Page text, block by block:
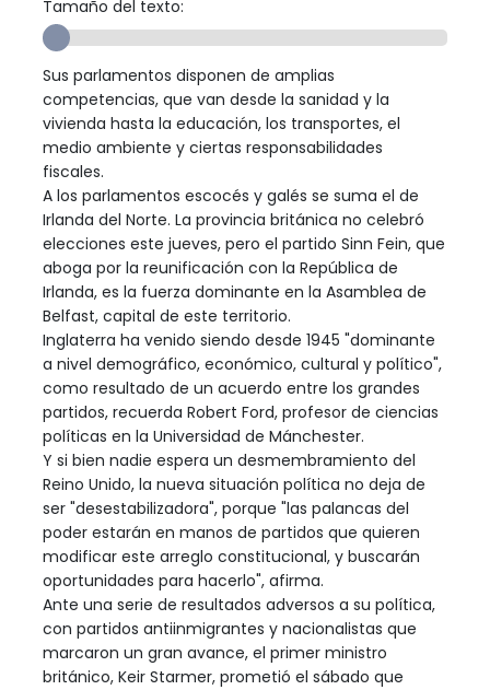
Tamaño del texto:
Sus parlamentos disponen de amplias
competencias, que van desde la sanidad y la
vivienda hasta la educación, los transportes, el
medio ambiente y ciertas responsabilidades
fiscales.
A los parlamentos escocés y galés se suma el de
Irlanda del Norte. La provincia británica no celebró
elecciones este jueves, pero el partido Sinn Fein, que
aboga por la reunificación con la República de
Irlanda, es la fuerza dominante en la Asamblea de
Belfast, capital de este territorio.
Inglaterra ha venido siendo desde 1945 "dominante
a nivel demográfico, económico, cultural y político",
como resultado de un acuerdo entre los grandes
partidos, recuerda Robert Ford, profesor de ciencias
políticas en la Universidad de Mánchester.
Y si bien nadie espera un desmembramiento del
Reino Unido, la nueva situación política no deja de
ser "desestabilizadora", porque "las palancas del
poder estarán en manos de partidos que quieren
modificar este arreglo constitucional, y buscarán
oportunidades para hacerlo", afirma.
Ante una serie de resultados adversos a su política,
con partidos antiinmigrantes y nacionalistas que
marcaron un gran avance, el primer ministro
británico, Keir Starmer, prometió el sábado que